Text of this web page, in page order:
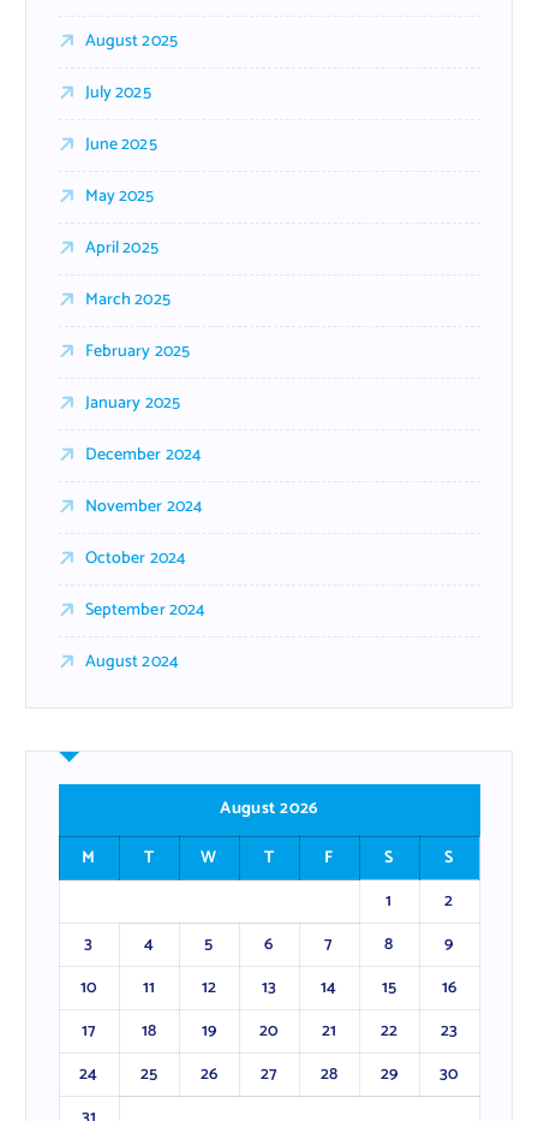
August 2025
July 2025
June 2025
May 2025
April 2025
March 2025
February 2025
January 2025
December 2024
November 2024
October 2024
September 2024
August 2024
August 2026
M
T W T F S
S
1
2
3
4 5 6 7 8
9
10
11 12 13 14 15
16
17
18 19 20 21 22
23
24
25 26 27 28 29
30